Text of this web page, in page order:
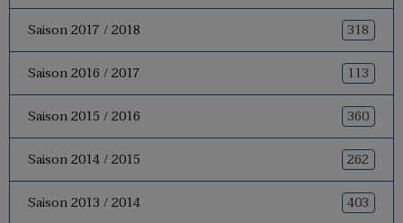
Saison 2017 / 2018 318
Saison 2016 / 2017 113
Saison 2015 / 2016 360
Saison 2014 / 2015 262
Saison 2013 / 2014 403